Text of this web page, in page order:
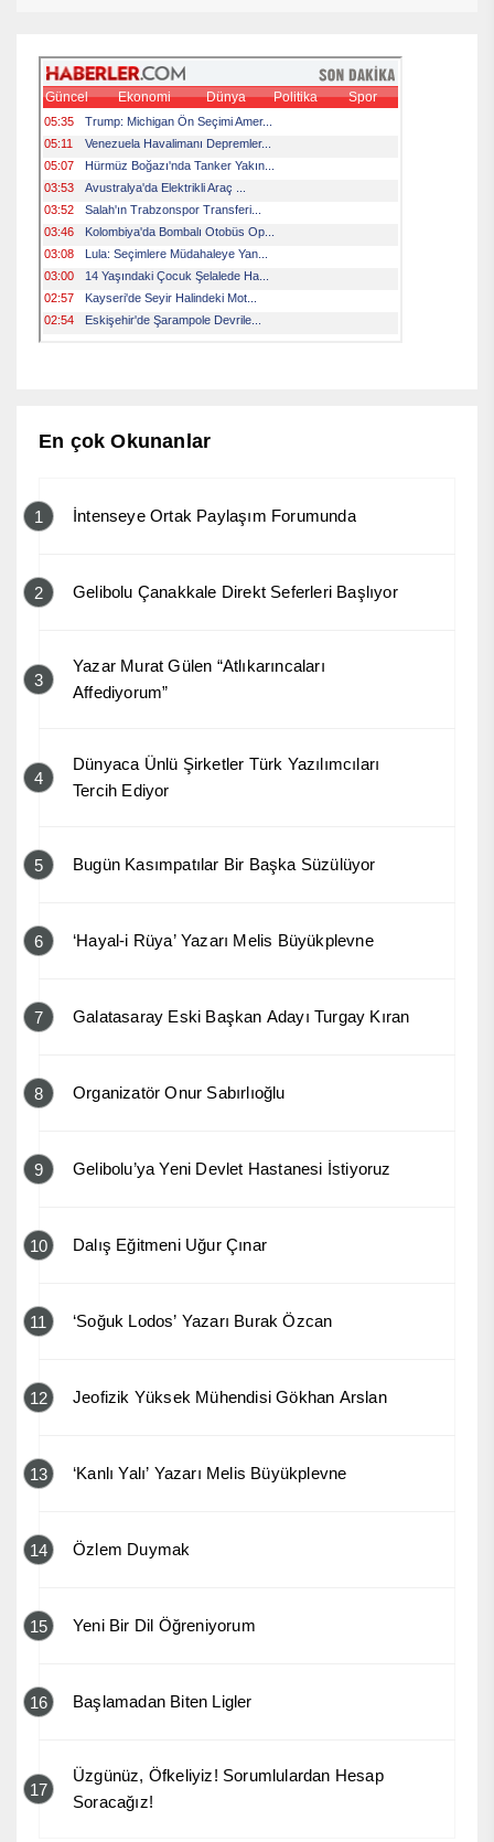
En çok Okunanlar
1 İntenseye Ortak Paylaşım Forumunda
2 Gelibolu Çanakkale Direkt Seferleri Başlıyor
3
Yazar Murat Gülen “Atlıkarıncaları
Affediyorum”
4
Dünyaca Ünlü Şirketler Türk Yazılımcıları
Tercih Ediyor
5 Bugün Kasımpatılar Bir Başka Süzülüyor
6 ‘Hayal-i Rüya’ Yazarı Melis Büyükplevne
7 Galatasaray Eski Başkan Adayı Turgay Kıran
8 Organizatör Onur Sabırlıoğlu
9 Gelibolu’ya Yeni Devlet Hastanesi İstiyoruz
10 Dalış Eğitmeni Uğur Çınar
11 ‘Soğuk Lodos’ Yazarı Burak Özcan
12 Jeofizik Yüksek Mühendisi Gökhan Arslan
13 ‘Kanlı Yalı’ Yazarı Melis Büyükplevne
14 Özlem Duymak
15 Yeni Bir Dil Öğreniyorum
16 Başlamadan Biten Ligler
17
Üzgünüz, Öfkeliyiz! Sorumlulardan Hesap
Soracağız!